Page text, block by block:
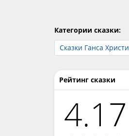
Категории сказки:
Сказки Ганса
Рейтинг сказки
4.17